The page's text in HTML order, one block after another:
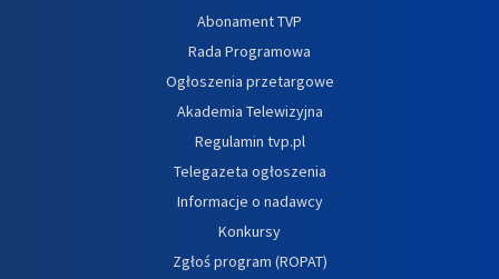
Abonament TVP
Rada Programowa
Ogłoszenia przetargowe
Akademia Telewizyjna
Regulamin tvp.pl
Telegazeta ogłoszenia
Informacje o nadawcy
Konkursy
Zgłoś program (ROPAT)